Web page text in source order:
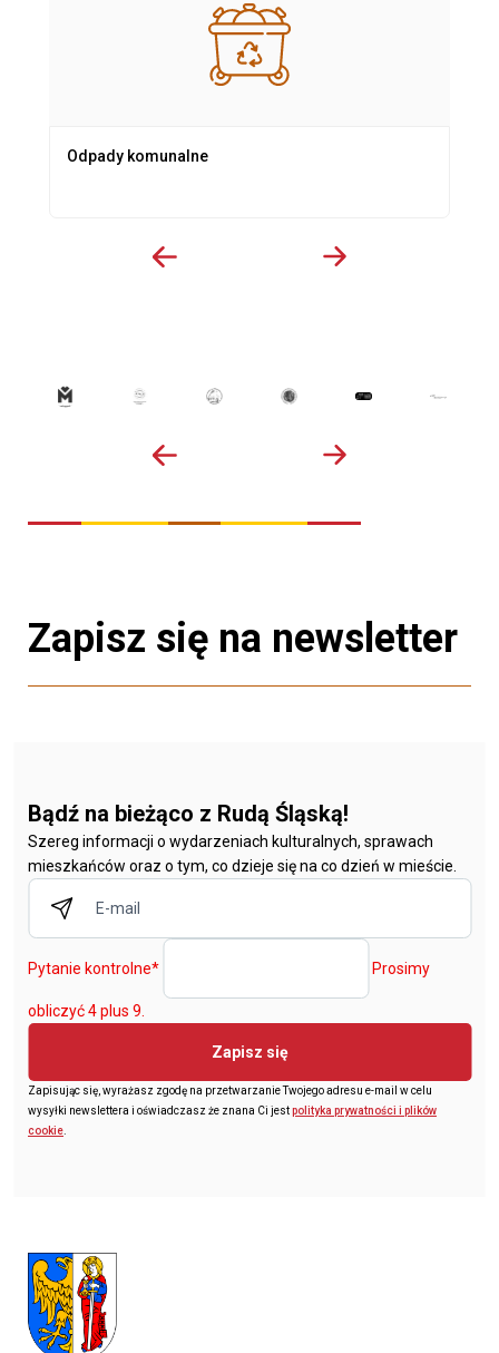
Odpady komunalne
Zapisz się na newsletter
Bądź na bieżąco z Rudą Śląską!
Szereg informacji o wydarzeniach kulturalnych, sprawach
mieszkańców oraz o tym, co dzieje się na co dzień w mieście.
Pytanie kontrolne* Prosimy
obliczyć 4 plus 9.
Zapisz się
Zapisując się, wyrażasz zgodę na przetwarzanie Twojego adresu e-mail w celu
wysyłki newslettera i oświadczasz że znana Ci jestpolityka prywatności i plików
cookie